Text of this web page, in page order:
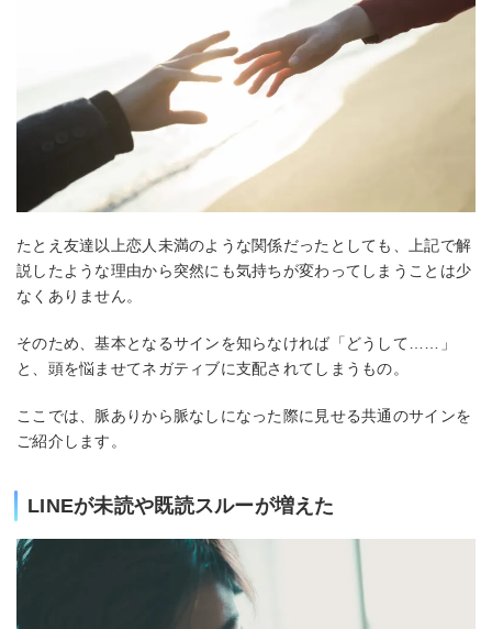
たとえ友達以上恋人未満のような関係だったとしても、上記で解
説したような理由から突然にも気持ちが変わってしまうことは少
なくありません。
そのため、基本となるサインを知らなければ「どうして……」
と、頭を悩ませてネガティブに支配されてしまうもの。
ここでは、脈ありから脈なしになった際に見せる共通のサインを
ご紹介します。
LINEが未読や既読スルーが増えた